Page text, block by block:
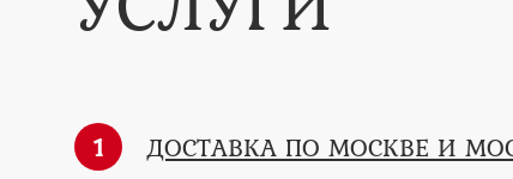
1 ДОСТАВКА ПО МОСКВЕ И